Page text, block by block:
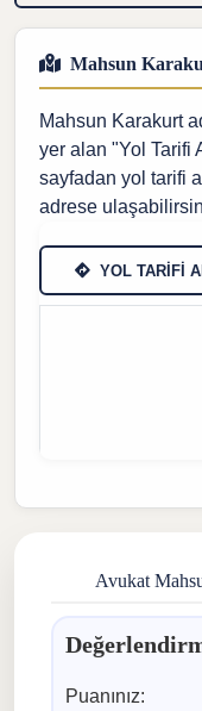
Mahsun
Mahsun Karakurt
yer alan "Yol Tarifi
sayfadan yol tarifi
adrese
YOL TARİFİ
Avukat
Puanınız: